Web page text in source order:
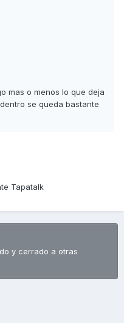
mas o menos lo que deja
se queda bastante
Tapatalk
y cerrado a otras